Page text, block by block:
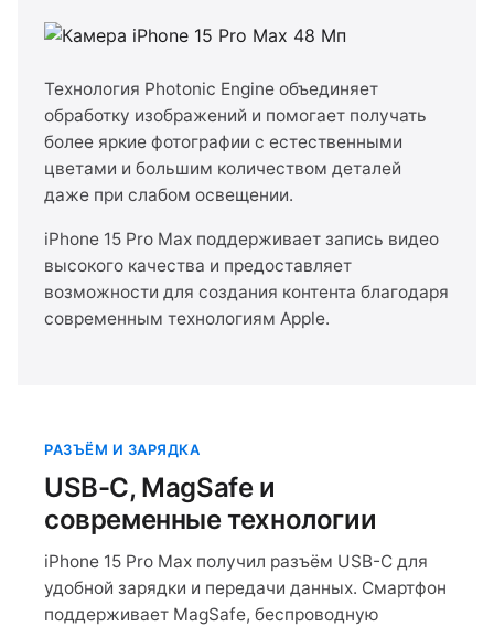
Технология Photonic Engine объединяет
обработку изображений и помогает получать
более яркие фотографии с естественными
цветами и большим количеством деталей
даже при слабом освещении.
iPhone 15 Pro Max поддерживает запись видео
высокого качества и предоставляет
возможности для создания контента благодаря
современным технологиям Apple.
РАЗЪЁМ И ЗАРЯДКА
USB-C, MagSafe и
современные технологии
iPhone 15 Pro Max получил разъём USB-C для
удобной зарядки и передачи данных. Смартфон
поддерживает MagSafe, беспроводную